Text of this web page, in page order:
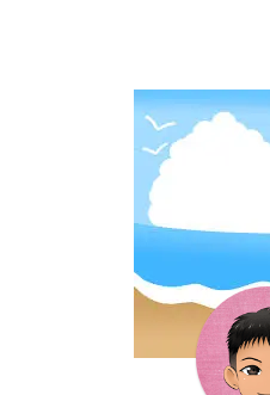
プ！」の味と臭いにアジもメ
バルも口を使わずには居られ
ないみたいです。なので爆釣
出来る訳で、最強！反則！な
んですよね。 今回の「ガル
プ！」最新作の名前は「サン
ワームなのか！？早速見て行
きましょう！ ガルプ！最新作